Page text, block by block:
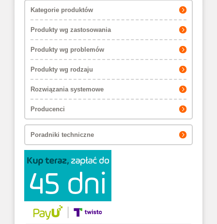
Kategorie produktów
Produkty wg zastosowania
Produkty wg problemów
Produkty wg rodzaju
Rozwiązania systemowe
Producenci
Poradniki techniczne